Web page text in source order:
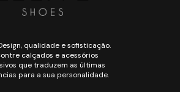
qualidade e sofisticação.
calçados e acessórios
que traduzem as últimas
para a sua personalidade.